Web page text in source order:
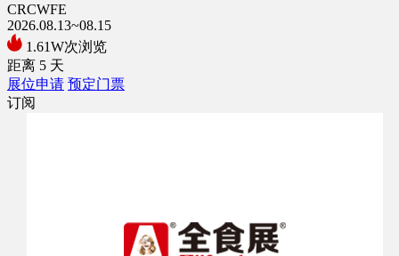
CRCWFE
2026.08.13~08.15
1.61W次浏览
距离 5 天
展位申请 预定门票
订阅